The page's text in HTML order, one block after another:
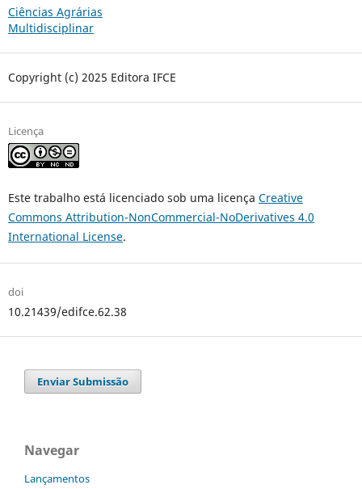
Ciências Agrárias
Multidisciplinar
Copyright (c) 2025 Editora IFCE
Licença
Este trabalho está licenciado sob uma licença Creative
Commons Attribution-NonCommercial-NoDerivatives 4.0
International License.
doi
10.21439/edifce.62.38
Enviar Submissão
Navegar
Lançamentos